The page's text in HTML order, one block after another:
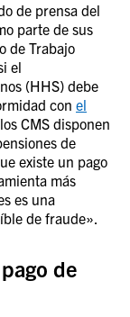
de prensa del
parte de sus
de Trabajo
el
(HHS) debe
con el
CMS disponen
de
existe un pago
más
es una
de fraude».
de